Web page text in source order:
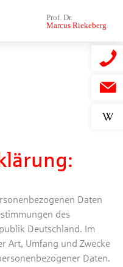
Daten
des
Deutschland. Im
Art, Umfang und Zwecke
Daten.